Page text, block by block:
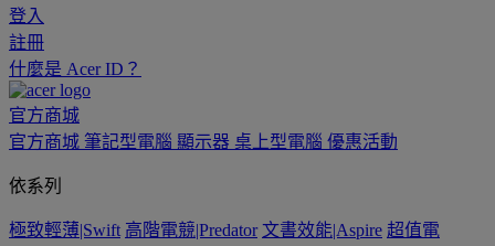
登入
註冊
什麼是 Acer ID？
官方商城
官方商城 筆記型電腦 顯示器 桌上型電腦 優惠活動
依系列
極致輕薄|Swift 高階電競|Predator 文書效能|Aspire 超值電